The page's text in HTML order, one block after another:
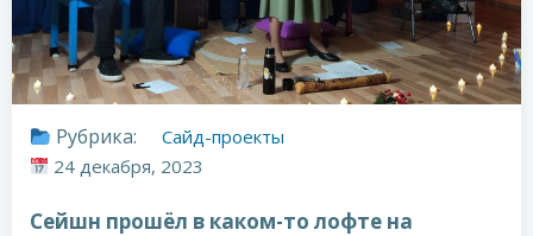
Рубрика:
Сайд-проекты
24 декабря, 2023
Сейшн прошёл в каком-то лофте на